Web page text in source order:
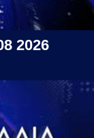
2026